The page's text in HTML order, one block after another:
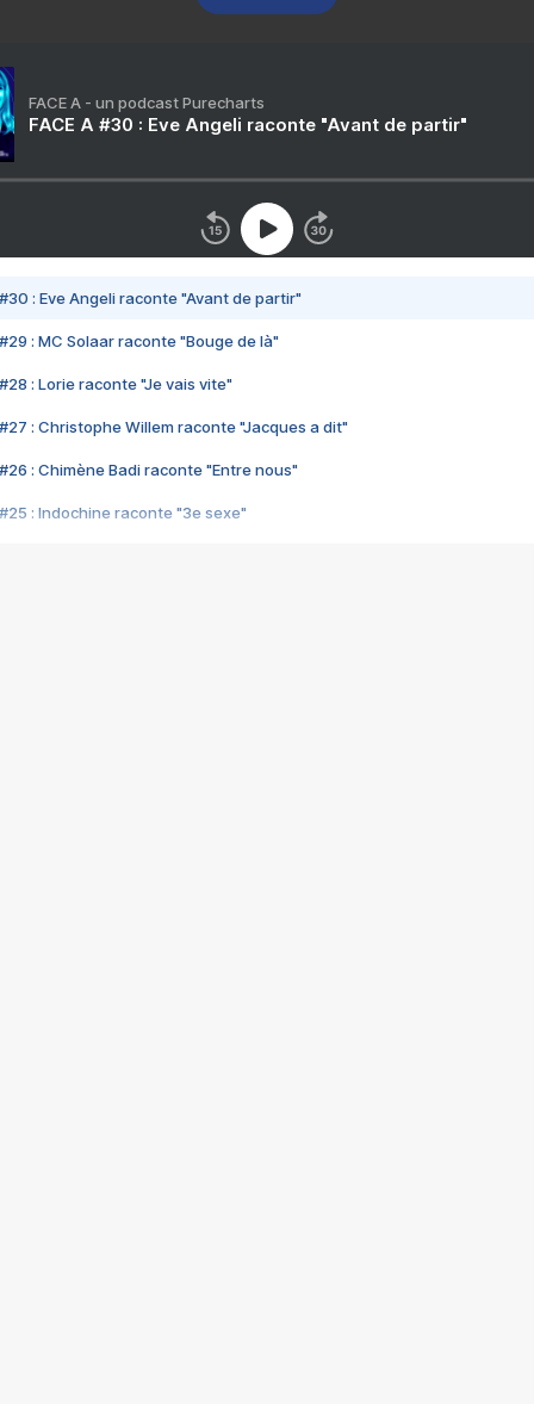
FACE A - un podcast Purecharts
FACE A #30 : Eve Angeli raconte "Avant de partir"
#30 : Eve Angeli raconte "Avant de partir"
#29 : MC Solaar raconte "Bouge de là"
#28 : Lorie raconte "Je vais vite"
#27 : Christophe Willem raconte "Jacques a dit"
#26 : Chimène Badi raconte "Entre nous"
#25 : Indochine raconte "3e sexe"